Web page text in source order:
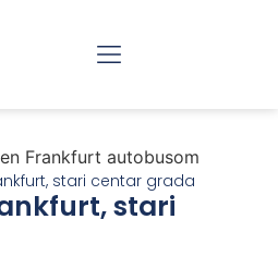
stari centar grada
stari